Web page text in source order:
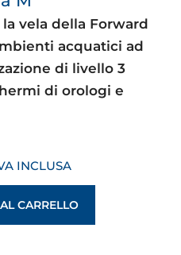
vela della Forward
acquatici ad
di livello 3
di orologi e
INCLUSA
CARRELLO